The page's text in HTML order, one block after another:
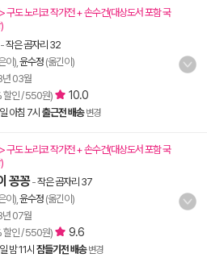
구도 노리코 작가전 + 손수건(대상도서 포함 국
작은 곰자리 32
이), 윤수정 (옮긴이)
03월
할인 / 550원) 10.0
아침 7시 출근전 배송 변경
구도 노리코 작가전 + 손수건(대상도서 포함 국
꽁꽁-작은 곰자리 37
이), 윤수정 (옮긴이)
07월
할인 / 550원) 9.6
밤 11시 잠들기전 배송 변경